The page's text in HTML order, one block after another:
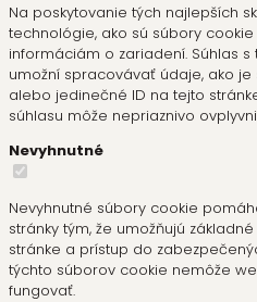
Na poskytovanie tých najlepších
technológie, ako sú súbory
informáciám o zariadení. Súhlas
umožní spracovávať údaje, ako
alebo jedinečné ID na tejto
súhlasu môže nepriaznivo
Nevyhnutné
Nevyhnutné súbory cookie
stránky tým, že umožňujú
stránke a prístup do
týchto súborov cookie nemôže
fungovať.